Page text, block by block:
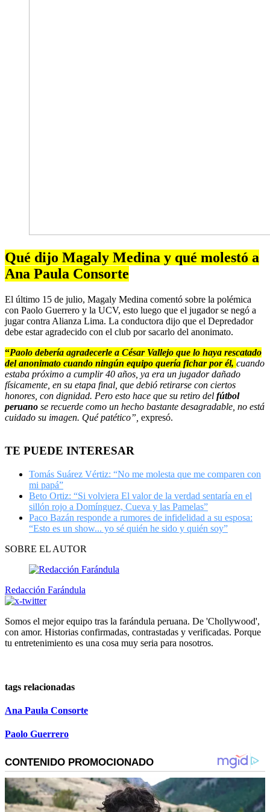
Qué dijo Magaly Medina y qué molestó a
Ana Paula Consorte
El último 15 de julio, Magaly Medina comentó sobre la polémica
con Paolo Guerrero y la UCV, esto luego que el jugador se negó a
jugar contra Alianza Lima. La conductora dijo que el Depredador
debe estar agradecido con el club por sacarlo del anonimato.
“Paolo debería agradecerle a César Vallejo que lo haya rescatado
del anonimato cuando ningún equipo quería fichar por él, cuando
estaba próximo a cumplir 40 años, ya era un jugador dañado
físicamente, en su etapa final, que debió retirarse con ciertos
honores, con dignidad. Pero esto hace que su retiro del fútbol
peruano se recuerde como un hecho bastante desagradable, no está
cuidado su imagen. Qué patético”, expresó.
TE PUEDE INTERESAR
Tomás Suárez Vértiz: “No me molesta que me comparen con
mi papá”
Beto Ortiz: “Si volviera El valor de la verdad sentaría en el
sillón rojo a Domínguez, Cueva y las Pamelas”
Paco Bazán responde a rumores de infidelidad a su esposa:
“Esto es un show... yo sé quién he sido y quién soy”
SOBRE EL AUTOR
Redacción Farándula
Somos el mejor equipo tras la farándula peruana. De 'Chollywood',
con amor. Historias confirmadas, contrastadas y verificadas. Porque
tu entretenimiento es una cosa muy seria para nosotros.
tags relacionadas
Ana Paula Consorte
Paolo Guerrero